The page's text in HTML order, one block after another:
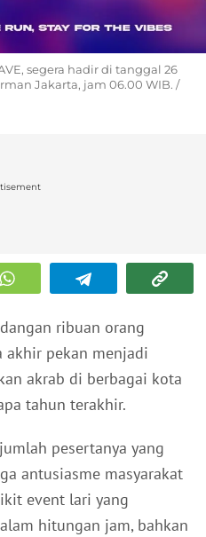
segera hadir di tanggal 26
Jakarta, jam 06.00 WIB. /
ribuan orang
akhir pekan menjadi
akrab di berbagai kota
tahun terakhir.
pesertanya yang
antusiasme masyarakat
event lari yang
hitungan jam, bahkan